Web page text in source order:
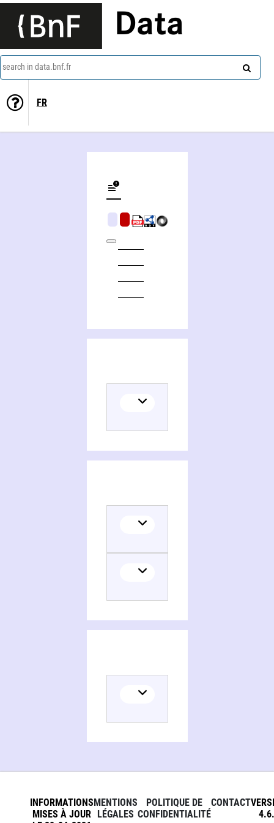
Data
search in data.bnf.fr
FR
INFORMATIONS
MISES À JOUR
MENTIONS
LÉGALES
POLITIQUE DE
CONFIDENTIALITÉ
CONTACT